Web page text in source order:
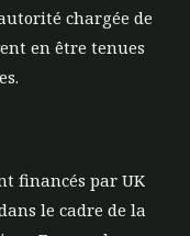
chargée de
en être tenues
financés par UK
le cadre de la